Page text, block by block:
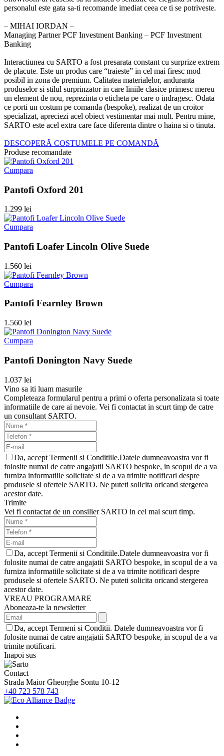
personalul este gata sa-ti recomande imediat ceea ce ti se potriveste.
‒ MIHAI IORDAN –
Managing Partner PCF Investment Banking – PCF Investment
Banking
Interactiunea cu SARTO a fost presarata constant cu surprize extrem
de placute. Este un produs care “traieste” in cel mai firesc mod
posibil in zona de premium. Calitatea materialelor, anduranta
produselor si stilul surprinzator in care liniile clasice primesc mereu
un element de nou, reprezinta o eticheta pe care o indragesc. Odata
ce porti un costum pe comanda (bespoke), realizat de un croitor
specializat, apreciezi acel obiect vestimentar mai mult. Pentru mine,
SARTO este acel extra care face diferenta dintre o haina si o tinuta.
DESCOPERĂ COSTUMELE PE COMANDĂ
Produse recomandate
Cumpara
Pantofi Oxford 201
1.299 lei
Cumpara
Pantofi Loafer Lincoln Olive Suede
1.560 lei
Cumpara
Pantofi Fearnley Brown
1.560 lei
Cumpara
Pantofi Donington Navy Suede
1.037 lei
Vino sa iti luam masurile
Completeaza formularul pentru a primi o oferta personalizata si toate
informatiile de care ai nevoie. Vei fi contactat in scurt timp de catre
un consultant SARTO.
Da, accept Termenii si Conditiile.Datele dumneavoastra vor fi
folosite numai de catre angajatii SARTO bespoke, in scopul de a va
furniza informatiile solicitate si de a va trimite notificari despre
produsele si ofertele SARTO. Ne puteti solicita oricand stergerea
acestor date.
Trimite
Vei fi contactat de un consilier SARTO in cel mai scurt timp.
Da, accept Termenii si Conditiile.Datele dumneavoastra vor fi
folosite numai de catre angajatii SARTO bespoke, in scopul de a va
furniza informatiile solicitate si de a va trimite notificari despre
produsele si ofertele SARTO. Ne puteti solicita oricand stergerea
acestor date.
VREAU PROGRAMARE
Aboneaza-te la newsletter
Da, accept Termeni si Conditii. Datele dumneavoastra vor fi
folosite numai de catre angajatii SARTO bespoke, in scopul de a va
trimite notificari.
Inapoi sus
Contact
Strada Maior Gheorghe Sontu 10-12
+40 723 578 743